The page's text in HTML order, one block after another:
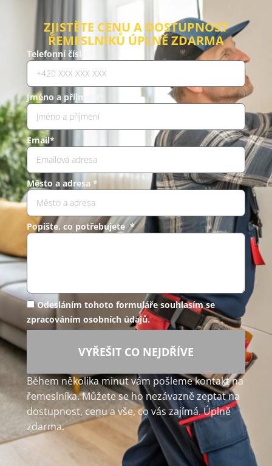
ZJISTĚTE CENU A DOSTUPNOST
ŘEMESLNÍKŮ ÚPLNĚ ZDARMA
Telefonní číslo *
Jméno a příjmení*
Email*
Město a adresa *
Popište, co potřebujete *
Odesláním tohoto formuláře souhlasím se
zpracováním osobních údajů.
VYŘEŠIT CO NEJDŘÍVE
Během několika minut vám pošleme kontakt na
řemeslníka. Můžete se ho nezávazně zeptat na
dostupnost, cenu a vše, co vás zajímá. Úplně
zdarma.